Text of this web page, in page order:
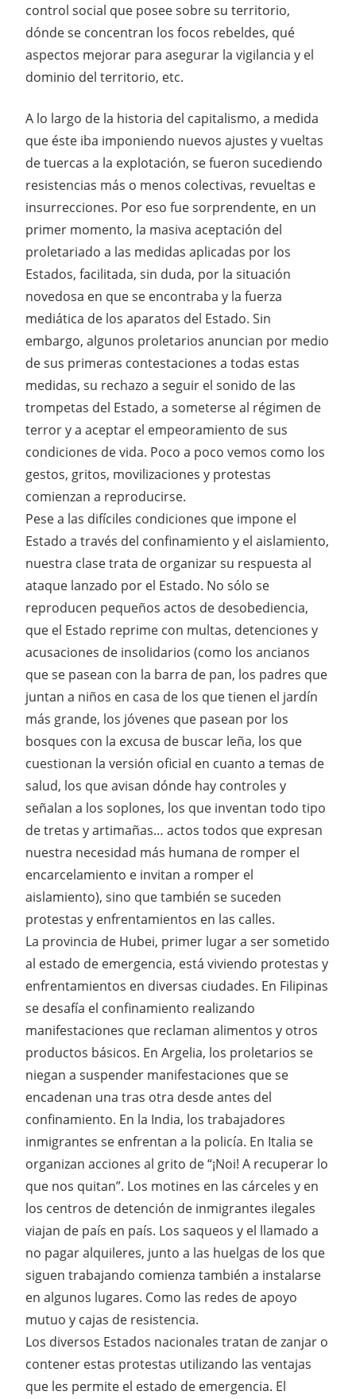
control social que posee sobre su territorio,
dónde se concentran los focos rebeldes, qué
aspectos mejorar para asegurar la vigilancia y el
dominio del territorio, etc.
A lo largo de la historia del capitalismo, a medida
que éste iba imponiendo nuevos ajustes y vueltas
de tuercas a la explotación, se fueron sucediendo
resistencias más o menos colectivas, revueltas e
insurrecciones. Por eso fue sorprendente, en un
primer momento, la masiva aceptación del
proletariado a las medidas aplicadas por los
Estados, facilitada, sin duda, por la situación
novedosa en que se encontraba y la fuerza
mediática de los aparatos del Estado. Sin
embargo, algunos proletarios anuncian por medio
de sus primeras contestaciones a todas estas
medidas, su rechazo a seguir el sonido de las
trompetas del Estado, a someterse al régimen de
terror y a aceptar el empeoramiento de sus
condiciones de vida. Poco a poco vemos como los
gestos, gritos, movilizaciones y protestas
comienzan a reproducirse.
Pese a las difíciles condiciones que impone el
Estado a través del confinamiento y el aislamiento,
nuestra clase trata de organizar su respuesta al
ataque lanzado por el Estado. No sólo se
reproducen pequeños actos de desobediencia,
que el Estado reprime con multas, detenciones y
acusaciones de insolidarios (como los ancianos
que se pasean con la barra de pan, los padres que
juntan a niños en casa de los que tienen el jardín
más grande, los jóvenes que pasean por los
bosques con la excusa de buscar leña, los que
cuestionan la versión oficial en cuanto a temas de
salud, los que avisan dónde hay controles y
señalan a los soplones, los que inventan todo tipo
de tretas y artimañas… actos todos que expresan
nuestra necesidad más humana de romper el
encarcelamiento e invitan a romper el
aislamiento), sino que también se suceden
protestas y enfrentamientos en las calles.
La provincia de Hubei, primer lugar a ser sometido
al estado de emergencia, está viviendo protestas y
enfrentamientos en diversas ciudades. En Filipinas
se desafía el confinamiento realizando
manifestaciones que reclaman alimentos y otros
productos básicos. En Argelia, los proletarios se
niegan a suspender manifestaciones que se
encadenan una tras otra desde antes del
confinamiento. En la India, los trabajadores
inmigrantes se enfrentan a la policía. En Italia se
organizan acciones al grito de “¡Noi! A recuperar lo
que nos quitan”. Los motines en las cárceles y en
los centros de detención de inmigrantes ilegales
viajan de país en país. Los saqueos y el llamado a
no pagar alquileres, junto a las huelgas de los que
siguen trabajando comienza también a instalarse
en algunos lugares. Como las redes de apoyo
mutuo y cajas de resistencia.
Los diversos Estados nacionales tratan de zanjar o
contener estas protestas utilizando las ventajas
que les permite el estado de emergencia. El